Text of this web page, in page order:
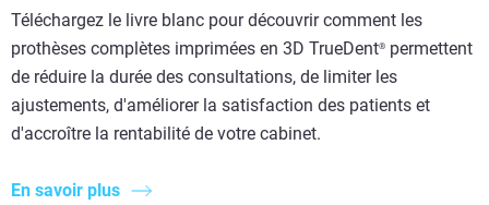
Téléchargez le livre blanc pour découvrir comment les
prothèses complètes imprimées en 3D TrueDent® permettent
de réduire la durée des consultations, de limiter les
ajustements, d'améliorer la satisfaction des patients et
d'accroître la rentabilité de votre cabinet.
En savoir plus